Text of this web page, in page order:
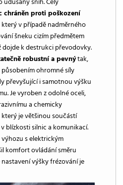
chráněn proti poškození
v případě nadměrného
šneku cizím předmětem
k destrukci převodovky.
robustní a pevnýtak,
ohromné síly
převyšující i samotnou výšku
Je vyroben z odolné oceli,
a chemicky
je většinou součástí
blízkosti silnic a komunikací.
s elektrickým
komfort ovládání směru
výšky frézování je